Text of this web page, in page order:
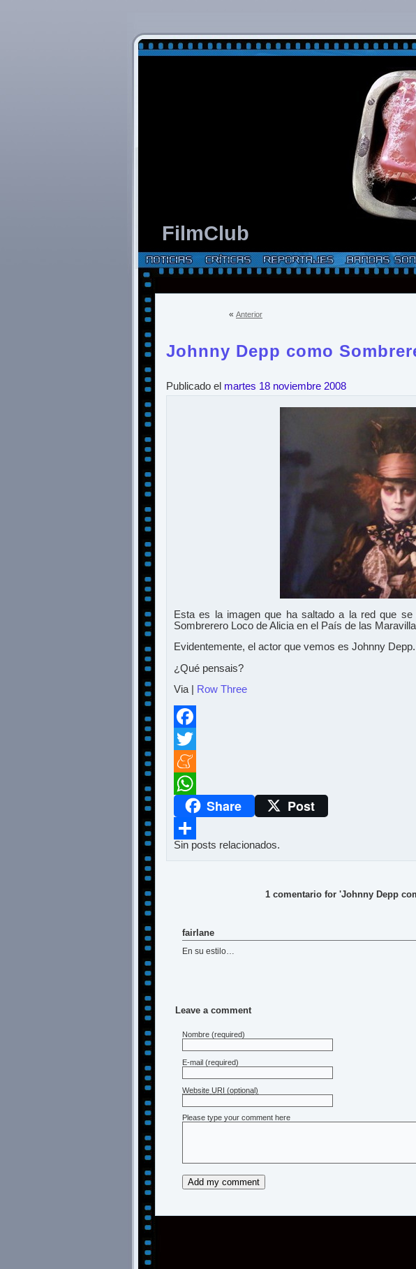
FilmClub
« Anterior
Johnny Depp como
Publicado el martes 18 noviembre 2008
Esta es la imagen que ha saltado a la red que
Sombrerero Loco de Alicia en el País de las
Evidentemente, el actor que vemos es Johnny Depp.
¿Qué pensais?
Via |
Row Three
Facebook
Twitter
Meneame
WhatsAppShare Post
Compartir
Sin posts relacionados.
1 comentario for 'Johnny Depp
fairlane
En su estilo…
Leave a comment
Nombre (required)
E-mail (required)
Website URI (optional)
Please type your comment here